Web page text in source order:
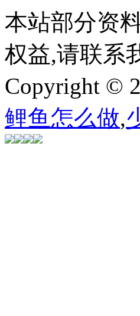
本站部分资
权益,请联系
Copyright ©
鲤鱼怎么做,